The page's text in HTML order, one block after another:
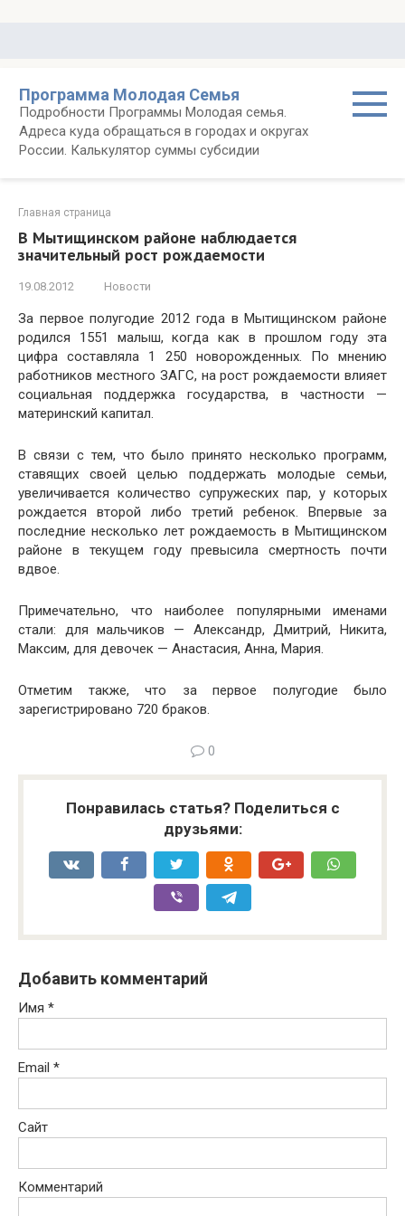
Программа Молодая Семья
Подробности Программы Молодая семья.
Адреса куда обращаться в городах и округах
России. Калькулятор суммы субсидии
Главная страница
В Мытищинском районе наблюдается
значительный рост рождаемости
19.08.2012 Новости
За первое полугодие 2012 года в Мытищинском районе
родился 1551 малыш, когда как в прошлом году эта
цифра составляла 1 250 новорожденных. По мнению
работников местного ЗАГС, на рост рождаемости влияет
социальная поддержка государства, в частности —
материнский капитал.
В связи с тем, что было принято несколько программ,
ставящих своей целью поддержать молодые семьи,
увеличивается количество супружеских пар, у которых
рождается второй либо третий ребенок. Впервые за
последние несколько лет рождаемость в Мытищинском
районе в текущем году превысила смертность почти
вдвое.
Примечательно, что наиболее популярными именами
стали: для мальчиков — Александр, Дмитрий, Никита,
Максим, для девочек — Анастасия, Анна, Мария.
Отметим также, что за первое полугодие было
зарегистрировано 720 браков.
0
Понравилась статья? Поделиться с
друзьями:
Добавить комментарий
Имя *
Email *
Сайт
Комментарий